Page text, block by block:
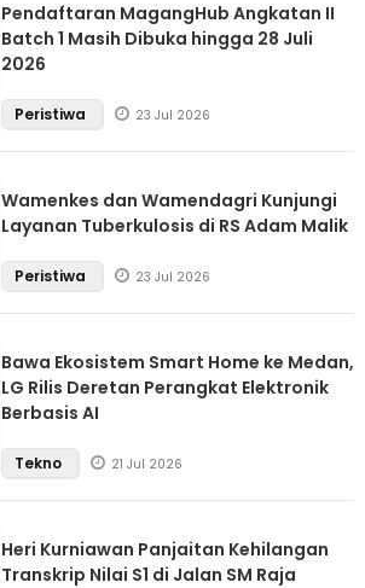
Pendaftaran MagangHub Angkatan II
Batch 1 Masih Dibuka hingga 28 Juli
2026
Peristiwa 23 Jul 2026
Wamenkes dan Wamendagri Kunjungi
Layanan Tuberkulosis di RS Adam Malik
Peristiwa 23 Jul 2026
Bawa Ekosistem Smart Home ke Medan,
LG Rilis Deretan Perangkat Elektronik
Berbasis AI
Tekno 21 Jul 2026
Heri Kurniawan Panjaitan Kehilangan
Transkrip Nilai S1 di Jalan SM Raja